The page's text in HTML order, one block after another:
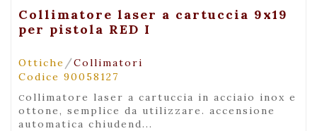
+ Visualizza
Collimatore laser a cartuccia 9x19
per pistola RED I
Ottiche /Collimatori
Codice 90058127
collimatore laser a cartuccia in acciaio inox e
ottone, semplice da utilizzare. accensione
automatica chiudend...